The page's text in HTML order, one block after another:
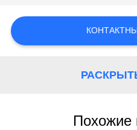
POLICY
Похожие